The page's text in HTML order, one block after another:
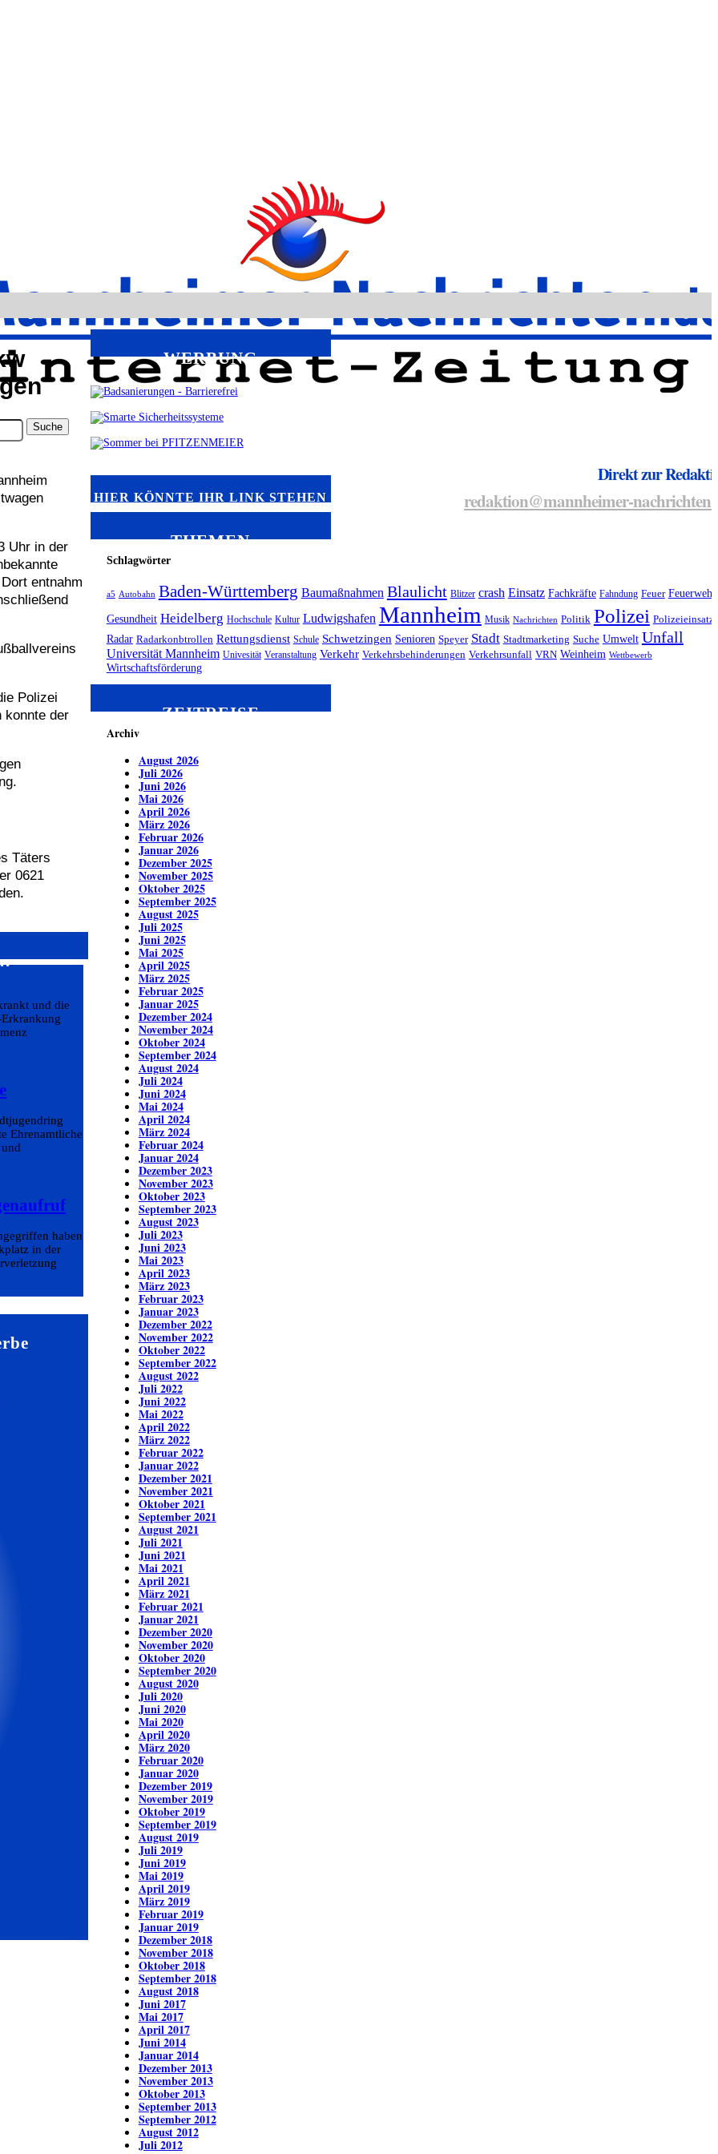
Direkt zur
redaktion@mannheimer-
Uhr in der
entnahm
Polizei
konnte der
Täters
0621
und die
Ehrenamtliche
haben
in der
WERBUNG
HIER KÖNNTE IHR LINK STEHEN
THEMEN
Schlagwörter
a5 Autobahn Baden-Württemberg Baumaßnahmen Blaulicht Blitzer crash Einsatz Fachkräfte Fahndung Feuer Feuerwehr
Gesundheit Heidelberg Hochschule Kultur Ludwigshafen Mannheim Musik Nachrichten Politik Polizei Polizeieinsatz
Radar Radarkonbtrollen Rettungsdienst Schule Schwetzingen Senioren Speyer Stadt Stadtmarketing Suche Umwelt Unfall
Universität Mannheim Univesität Veranstaltung Verkehr Verkehrsbehinderungen Verkehrsunfall VRN Weinheim Wettbewerb
Wirtschaftsförderung
ZEITREISE
Archiv
August 2026
Juli 2026
Juni 2026
Mai 2026
April 2026
März 2026
Februar 2026
Januar 2026
Dezember 2025
November 2025
Oktober 2025
September 2025
August 2025
Juli 2025
Juni 2025
Mai 2025
April 2025
März 2025
Februar 2025
Januar 2025
Dezember 2024
November 2024
Oktober 2024
September 2024
August 2024
Juli 2024
Juni 2024
Mai 2024
April 2024
März 2024
Februar 2024
Januar 2024
Dezember 2023
November 2023
Oktober 2023
September 2023
August 2023
Juli 2023
Juni 2023
Mai 2023
April 2023
März 2023
Februar 2023
Januar 2023
Dezember 2022
November 2022
Oktober 2022
September 2022
August 2022
Juli 2022
Juni 2022
Mai 2022
April 2022
März 2022
Februar 2022
Januar 2022
Dezember 2021
November 2021
Oktober 2021
September 2021
August 2021
Juli 2021
Juni 2021
Mai 2021
April 2021
März 2021
Februar 2021
Januar 2021
Dezember 2020
November 2020
Oktober 2020
September 2020
August 2020
Juli 2020
Juni 2020
Mai 2020
April 2020
März 2020
Februar 2020
Januar 2020
Dezember 2019
November 2019
Oktober 2019
September 2019
August 2019
Juli 2019
Juni 2019
Mai 2019
April 2019
März 2019
Februar 2019
Januar 2019
Dezember 2018
November 2018
Oktober 2018
September 2018
August 2018
Juni 2017
Mai 2017
April 2017
Juni 2014
Januar 2014
Dezember 2013
November 2013
Oktober 2013
September 2013
September 2012
August 2012
Juli 2012